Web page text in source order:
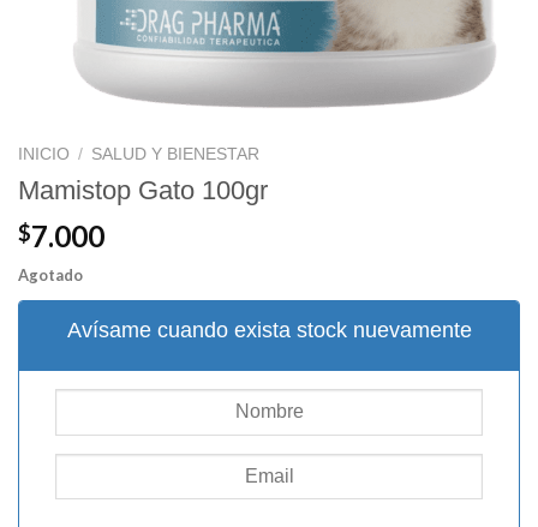
INICIO / SALUD Y BIENESTAR
Mamistop Gato 100gr
$7.000
Agotado
Avísame cuando exista stock nuevamente